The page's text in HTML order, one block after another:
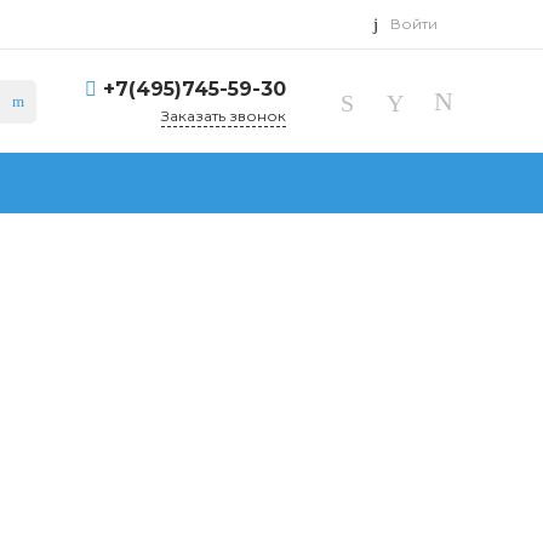
Войти
+7(495)745-59-30
Заказать звонок